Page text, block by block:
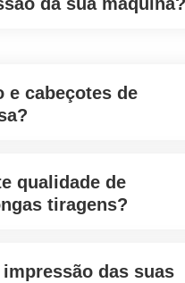
e cabeçotes de
qualidade de
tiragens?
das suas